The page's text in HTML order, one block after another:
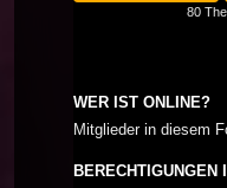
80
WER IST ONLINE?
Mitglieder in diesem
BERECHTIGUNGEN